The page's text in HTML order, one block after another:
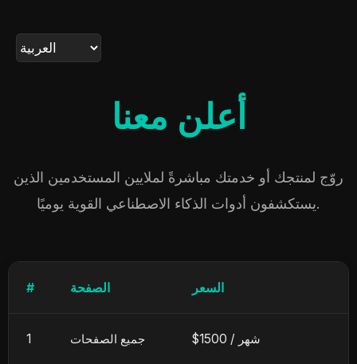
أعلن معنا
روّج لمنتجك أو خدمتك مباشرةً لملايين المستخدمين الذين
يستكشفون أدوات الذكاء الاصطناعي القوية يوميًا.
# الصفحة السعر
1 جميع الصفحات $1500 / شهر